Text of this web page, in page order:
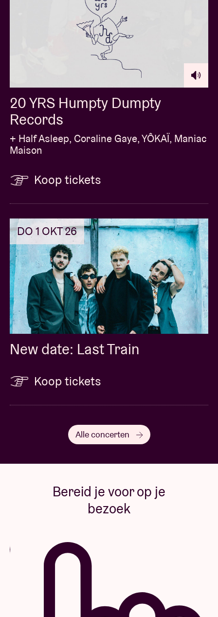
20 YRS Humpty Dumpty
Records
+ Half Asleep, Coraline Gaye, YÔKAÏ, Maniac
Maison
Koop tickets
DO 1 OKT 26
New date: Last Train
Koop tickets
Alle concerten
Bereid je voor op je
bezoek